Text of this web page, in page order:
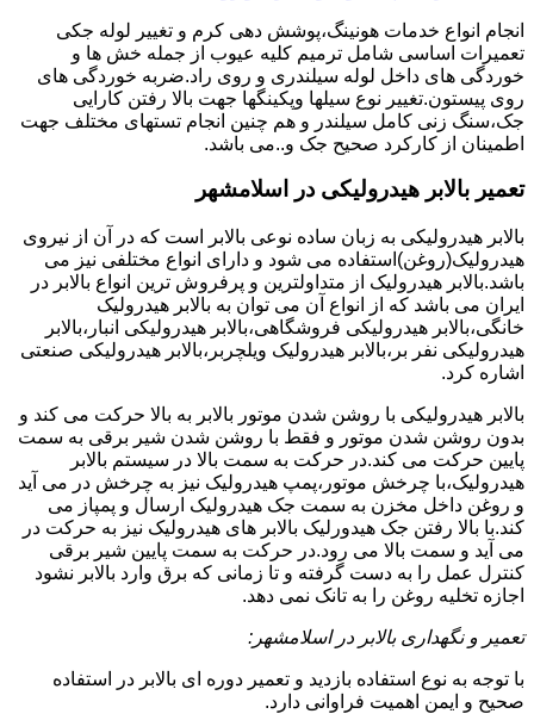
انجام انواع خدمات هونینگ،پوشش دهی کرم و تغییر لوله جکی
تعمیرات اساسی شامل ترمیم کلیه عیوب از جمله خش ها و
خوردگی های داخل لوله سیلندری و روی راد.ضربه خوردگی های
روی پیستون.تغییر نوع سیلها وپکینگها جهت بالا رفتن کارایی
جک،سنگ زنی کامل سیلندر و هم چنین انجام تستهای مختلف جهت
اطمینان از کارکرد صحیح جک و..می باشد.
تعمیر بالابر هیدرولیکی در اسلامشهر
بالابر هیدرولیکی به زبان ساده نوعی بالابر است که در آن از نیروی
هیدرولیک(روغن)استفاده می شود و دارای انواع مختلفی نیز می
باشد.بالابر هیدرولیک از متداولترین و پرفروش ترین انواع بالابر در
ایران می باشد که از انواع آن می توان به بالابر هیدرولیک
خانگی،بالابر هیدرولیکی فروشگاهی،بالابر هیدرولیکی انبار،بالابر
هیدرولیکی نفر بر،بالابر هیدرولیک ویلچربر،بالابر هیدرولیکی صنعتی
اشاره کرد.
بالابر هیدرولیکی با روشن شدن موتور بالابر به بالا حرکت می کند و
بدون روشن شدن موتور و فقط با روشن شدن شیر برقی به سمت
پایین حرکت می کند.در حرکت به سمت بالا در سیستم بالابر
هیدرولیک،با چرخش موتور،پمپ هیدرولیک نیز به چرخش در می آید
و روغن داخل مخزن به سمت جک هیدرولیک ارسال و پمپاز می
کند.با بالا رفتن جک هیدورلیک بالابر های هیدرولیک نیز به حرکت در
می آید و سمت بالا می رود.در حرکت به سمت پایین شیر برقی
کنترل عمل را به دست گرفته و تا زمانی که برق وارد بالابر نشود
اجازه تخلیه روغن را به تانک نمی دهد.
تعمیر و نگهداری بالابر در اسلامشهر:
با توجه به نوع استفاده بازدید و تعمیر دوره ای بالابر در استفاده
صحیح و ایمن اهمیت فراوانی دارد.